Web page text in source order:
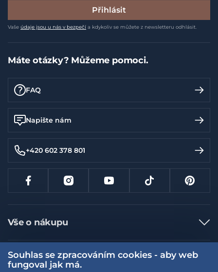
Přihlásit
Vaše údaje jsou u nás v bezpečí a kdykoliv se můžete z newsletteru odhlásit.
Máte otázky? Můžeme pomoci.
FAQ
Napište nám
+420 602 378 801
Vše o nákupu
Jak nakupovat
Nejčastější dotazy
Více informací
Souhlas se zpracováním cookies - aby web
fungoval jak má.